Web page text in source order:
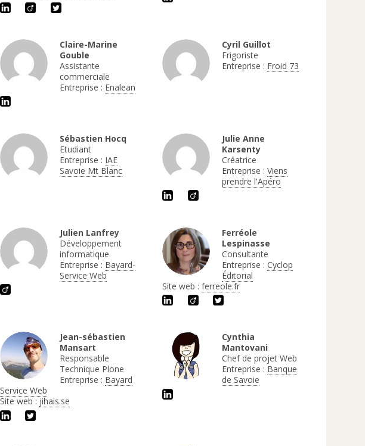
Claire-Marine
Gouble
Assistante
commerciale
Entreprise : Enalean
Cyril Guillot
Frigoriste
Entreprise : Froid 73
Sébastien Hocq
Etudiant
Entreprise : IAE
Savoie Mt Blanc
Julie Anne
Karsenty
Créatrice
Entreprise :Viens
prendre l'Apéro
Julien Lanfrey
Développement
informatique
Entreprise : Bayard-
Service Web
Ferréole
Lespinasse
Consultante
Entreprise :Cyclop
Éditorial
Site web :ferreole.fr
Jean-sébastien
Mansart
Responsable
Technique Plone
Entreprise : Bayard
Service Web
Site web : jihais.se
Cynthia
Mantovani
Chef de projet Web
Entreprise : Banque
de Savoie